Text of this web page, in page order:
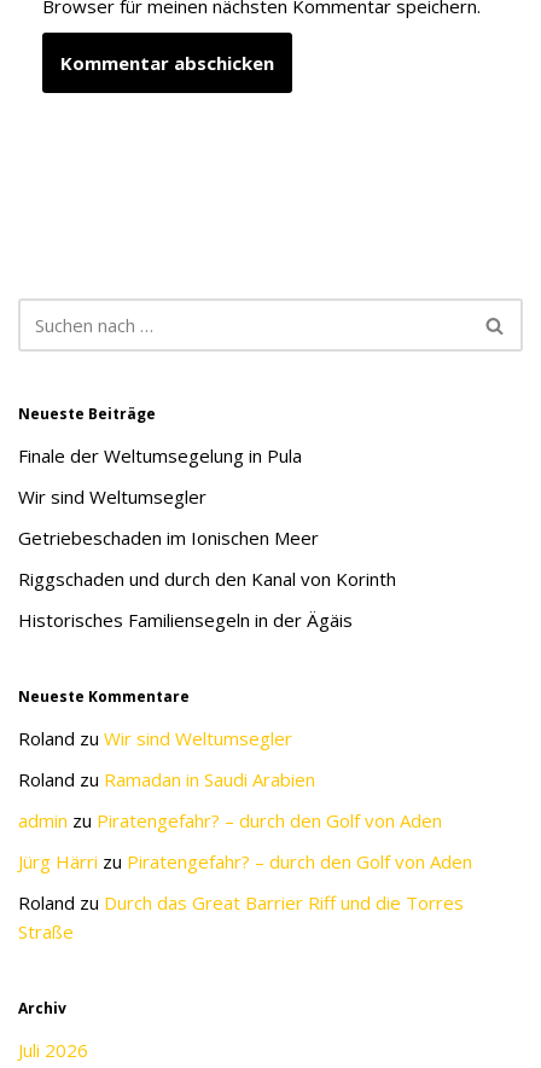
Browser für meinen nächsten Kommentar speichern.
Neueste Beiträge
Finale der Weltumsegelung in Pula
Wir sind Weltumsegler
Getriebeschaden im Ionischen Meer
Riggschaden und durch den Kanal von Korinth
Historisches Familiensegeln in der Ägäis
Neueste Kommentare
Roland zu Wir sind Weltumsegler
Roland zu Ramadan in Saudi Arabien
admin zu Piratengefahr? – durch den Golf von Aden
Jürg Härri zu Piratengefahr? – durch den Golf von Aden
Roland zu Durch das Great Barrier Riff und die Torres
Straße
Archiv
Juli 2026